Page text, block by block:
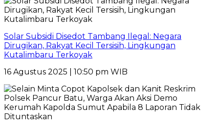
Solar Subsidi Disedot Tambang Ilegal: Negara
Dirugikan, Rakyat Kecil Tersisih, Lingkungan
Kutalimbaru Terkoyak
16 Agustus 2025 | 10:50 pm WIB